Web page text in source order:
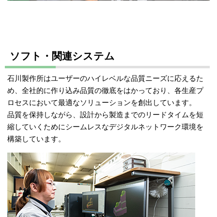
ソフト・関連システム
石川製作所はユーザーのハイレベルな品質ニーズに応えるた
め、全社的に作り込み品質の徹底をはかっており、各生産プ
ロセスにおいて最適なソリューションを創出しています。
品質を保持しながら、設計から製造までのリードタイムを短
縮していくためにシームレスなデジタルネットワーク環境を
構築しています。